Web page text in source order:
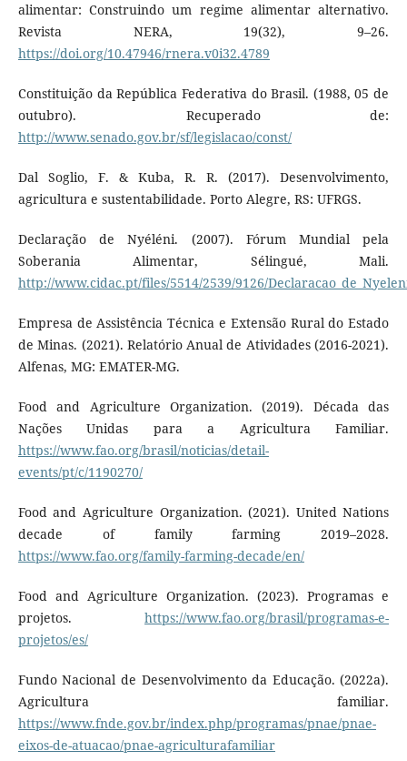
alimentar: Construindo um regime alimentar alternativo.
Revista NERA, 19(32), 9–26.
https://doi.org/10.47946/rnera.v0i32.4789
Constituição da República Federativa do Brasil. (1988, 05 de
outubro). Recuperado de:
http://www.senado.gov.br/sf/legislacao/const/
Dal Soglio, F. & Kuba, R. R. (2017). Desenvolvimento,
agricultura e sustentabilidade. Porto Alegre, RS: UFRGS.
Declaração de Nyéléni. (2007). Fórum Mundial pela
Soberania Alimentar, Sélingué, Mali.
http://www.cidac.pt/files/5514/2539/9126/
Empresa de Assistência Técnica e Extensão Rural do Estado
de Minas. (2021). Relatório Anual de Atividades (2016-2021).
Alfenas, MG: EMATER-MG.
Food and Agriculture Organization. (2019). Década das
Nações Unidas para a Agricultura Familiar.
https://www.fao.org/brasil/noticias/detail-
events/pt/c/1190270/
Food and Agriculture Organization. (2021). United Nations
decade of family farming 2019–2028.
https://www.fao.org/family-farming-decade/en/
Food and Agriculture Organization. (2023). Programas e
projetos.https://www.fao.org/brasil/programas-e-
projetos/es/
Fundo Nacional de Desenvolvimento da Educação. (2022a).
Agricultura familiar.
https://www.fnde.gov.br/index.php/programas/pnae/pnae-
eixos-de-atuacao/pnae-agriculturafamiliar